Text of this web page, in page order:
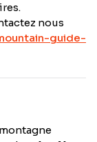
nous
guide-